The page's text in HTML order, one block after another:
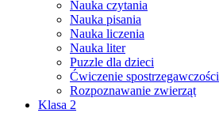
Nauka czytania
Nauka pisania
Nauka liczenia
Nauka liter
Puzzle dla dzieci
Ćwiczenie spostrzegawczości
Rozpoznawanie zwierząt
Klasa 2